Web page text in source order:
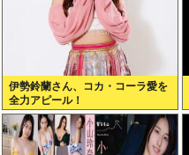
伊勢鈴蘭さん、コカ・コーラ愛を
全力アピール！